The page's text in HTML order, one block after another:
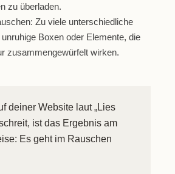
zu überladen.
Zu viele unterschiedliche
Boxen oder Elemente, die
zusammengewürfelt wirken.
deiner Website laut „Lies
ist das Ergebnis am
Es geht im Rauschen